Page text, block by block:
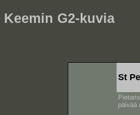
Keemin G2-kuvia
St
päivää